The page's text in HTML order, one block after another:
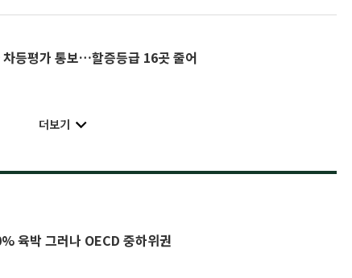
차등평가 통보…할증등급 16곳 줄어
더보기
육박 그러나 OECD 중하위권